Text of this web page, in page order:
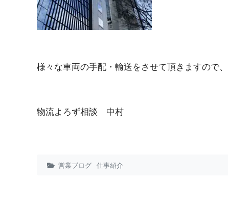
様々な車両の手配・輸送をさせて頂きますので、
物流よろず相 談 中 村
営業ブログ 仕事紹介